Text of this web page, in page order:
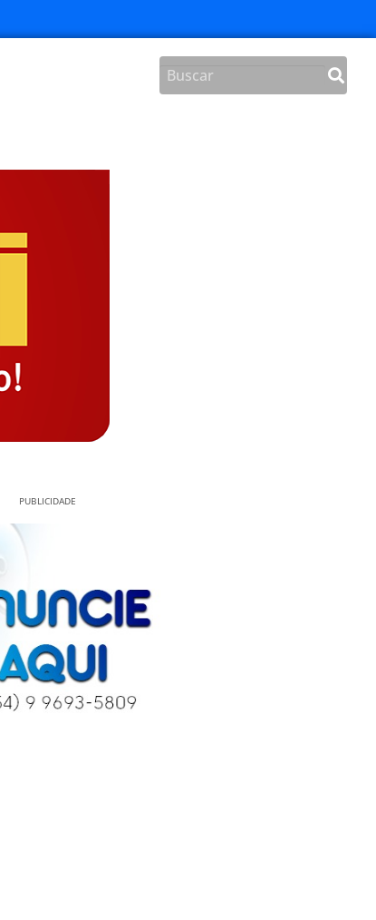
PUBLICIDADE